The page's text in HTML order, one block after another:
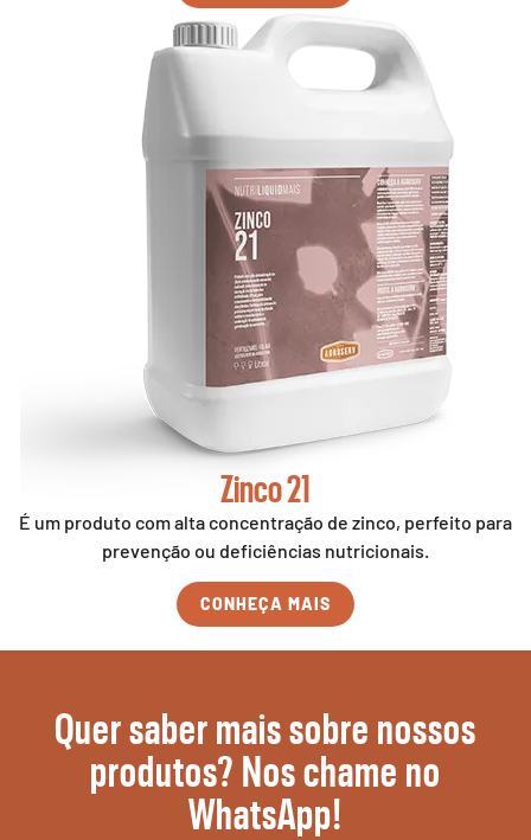
Zinco 21
É um produto com alta concentração de zinco, perfeito para
prevenção ou deficiências nutricionais.
CONHEÇA MAIS
Quer saber mais sobre nossos
produtos? Nos chame no
WhatsApp!